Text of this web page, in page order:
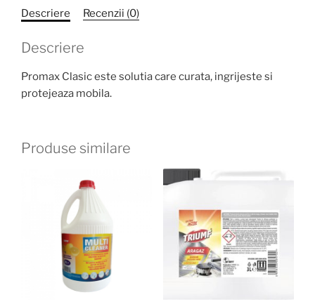
Descriere Recenzii (0)
Descriere
Promax Clasic este solutia care curata, ingrijeste si
protejeaza mobila.
Produse similare